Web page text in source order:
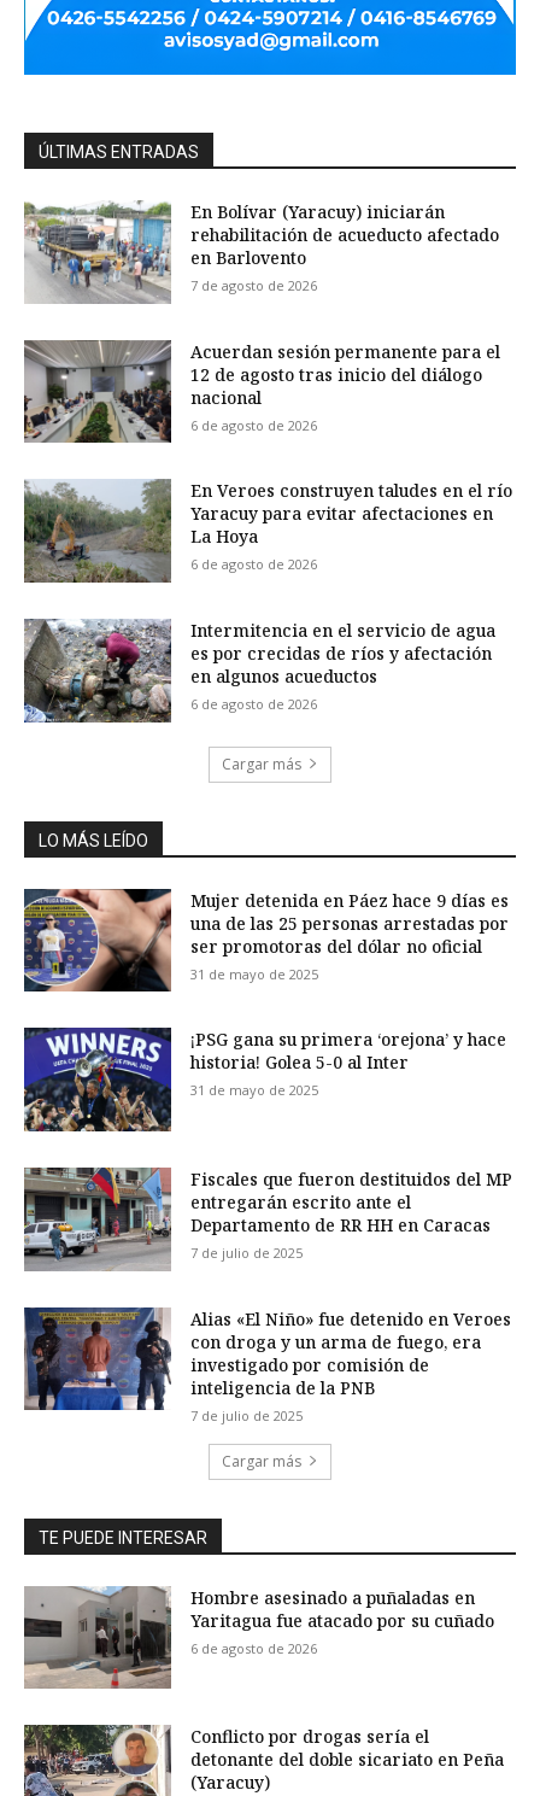
ÚLTIMAS ENTRADAS
En Bolívar (Yaracuy) iniciarán
rehabilitación de acueducto afectado
en Barlovento
7 de agosto de 2026
Acuerdan sesión permanente para el
12 de agosto tras inicio del diálogo
nacional
6 de agosto de 2026
En Veroes construyen taludes en el río
Yaracuy para evitar afectaciones en
La Hoya
6 de agosto de 2026
Intermitencia en el servicio de agua
es por crecidas de ríos y afectación
en algunos acueductos
6 de agosto de 2026
Cargar más
LO MÁS LEÍDO
Mujer detenida en Páez hace 9 días es
una de las 25 personas arrestadas por
ser promotoras del dólar no oficial
31 de mayo de 2025
¡PSG gana su primera ‘orejona’ y hace
historia! Golea 5-0 al Inter
31 de mayo de 2025
Fiscales que fueron destituidos del MP
entregarán escrito ante el
Departamento de RR HH en Caracas
7 de julio de 2025
Alias «El Niño» fue detenido en Veroes
con droga y un arma de fuego, era
investigado por comisión de
inteligencia de la PNB
7 de julio de 2025
Cargar más
TE PUEDE INTERESAR
Hombre asesinado a puñaladas en
Yaritagua fue atacado por su cuñado
6 de agosto de 2026
Conflicto por drogas sería el
detonante del doble sicariato en Peña
(Yaracuy)